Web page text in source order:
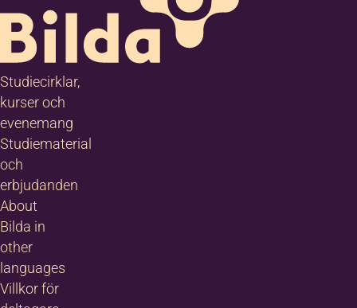
Studiecirklar,
kurser och
evenemang
Studiematerial
och
erbjudanden
About
Bilda in
other
languages
Villkor för